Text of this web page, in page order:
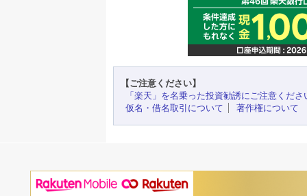
【ご注意ください】
「楽天」を名乗った投資勧誘にご注意くださ
仮名・借名取引について
著作権について